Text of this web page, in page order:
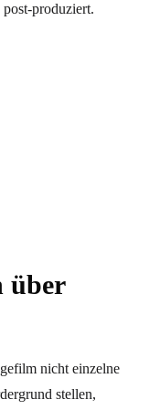
produziert.
über
nicht einzelne
stellen,